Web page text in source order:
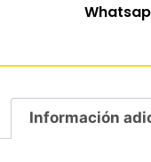
Información